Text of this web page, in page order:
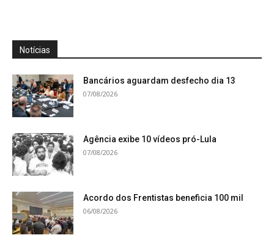
Notícias
Bancários aguardam desfecho dia 13
07/08/2026
Agência exibe 10 vídeos pró-Lula
07/08/2026
Acordo dos Frentistas beneficia 100 mil
06/08/2026